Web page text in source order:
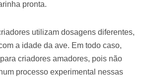
pronta.
utilizam dosagens diferentes,
a idade da ave. Em todo caso,
criadores amadores, pois não
processo experimental nessas